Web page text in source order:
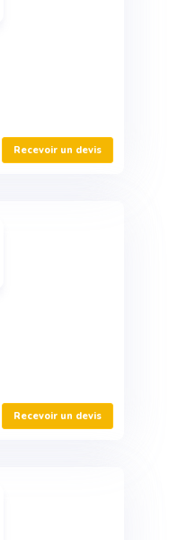
Recevoir un devis
Recevoir un devis